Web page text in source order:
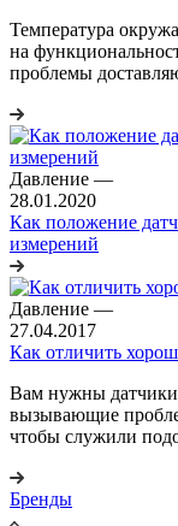
Температура
на
проблемы
Давление —
28.01.2020
Как положение
измерений
Давление —
27.04.2017
Как отличить
Вам нужны
вызывающие
чтобы служили
Бренды